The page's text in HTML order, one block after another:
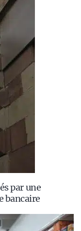
par une
bancaire